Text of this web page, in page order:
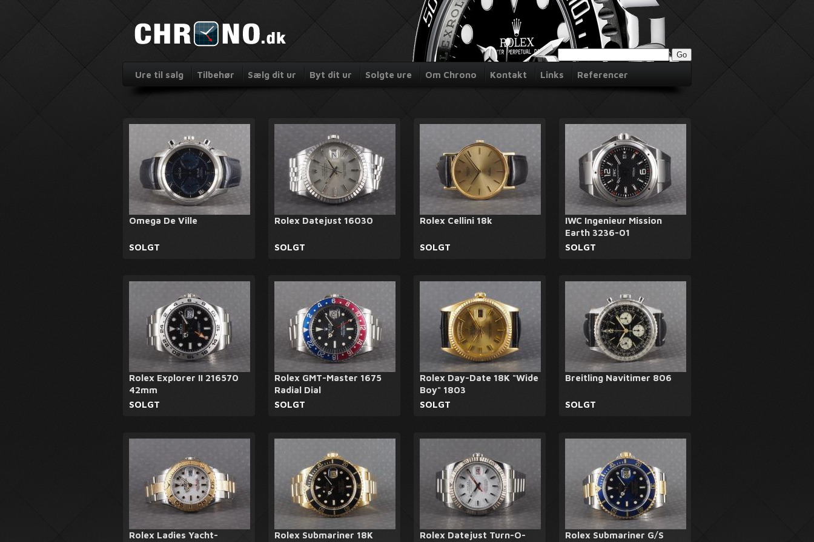
Ure til salg Tilbehør Sælg dit ur Byt dit ur Solgte ure Om Chrono Kontakt Links Referencer
Omega De Ville
SOLGT
Rolex Datejust 16030
SOLGT
Rolex Cellini 18k
SOLGT
IWC Ingenieur Mission
Earth 3236-01
SOLGT
Rolex Explorer II 216570
42mm
SOLGT
Rolex GMT-Master 1675
Radial Dial
SOLGT
Rolex Day-Date 18K "Wide
Boy" 1803
SOLGT
Breitling Navitimer 806
SOLGT
Rolex Ladies Yacht- Rolex Submariner 18K Rolex Datejust Turn-O- Rolex Submariner G/S